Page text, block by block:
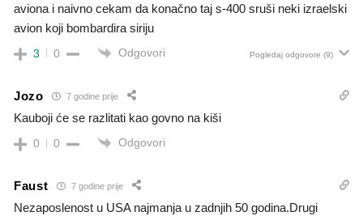
aviona i naivno cekam da konačno taj s-400 sruši neki izraelski
avion koji bombardira siriju
3 0 Odgovori Pogledaj odgovore (9)
Jozo 7 godine prije
Kauboji će se razlitati kao govno na kiši
0 0 Odgovori
Faust 7 godine prije
Nezaposlenost u USA najmanja u zadnjih 50 godina.Drugi